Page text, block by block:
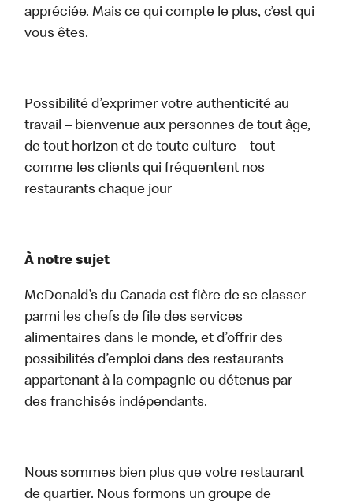
appréciée. Mais ce qui compte le plus, c’est qui
vous êtes.
Possibilité d’exprimer votre authenticité au
travail – bienvenue aux personnes de tout âge,
de tout horizon et de toute culture – tout
comme les clients qui fréquentent nos
restaurants chaque jour
À notre sujet
McDonald’s du Canada est fière de se classer
parmi les chefs de file des services
alimentaires dans le monde, et d’offrir des
possibilités d’emploi dans des restaurants
appartenant à la compagnie ou détenus par
des franchisés indépendants.
Nous sommes bien plus que votre restaurant
de quartier. Nous formons un groupe de